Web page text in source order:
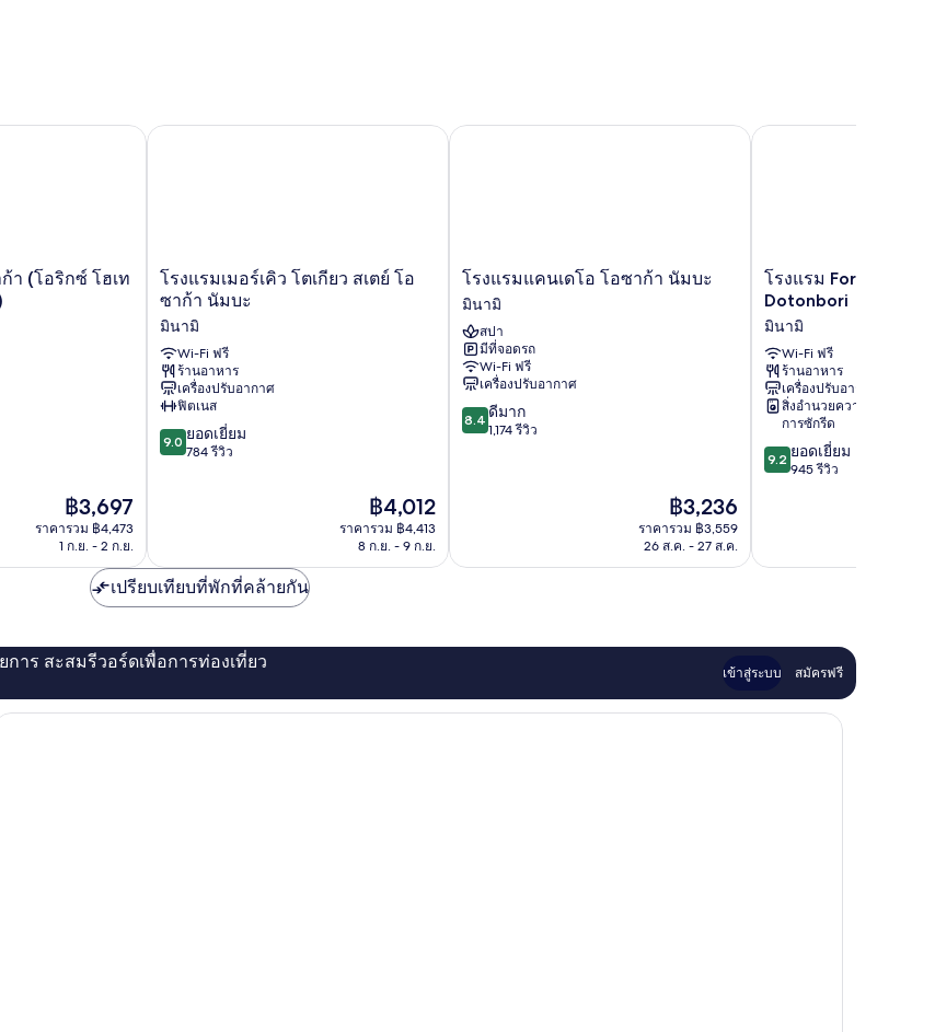
า (โอริกซ์ โฮเท
ราคา
ปัจจุบัน
คือ
฿3,697
ราคารวม ฿4,473
1 ก.ย. - 2 ก.ย.
(โอริกซ์ โฮเทลส์ แอนด์ รีสอร์ตส์)
โรงแรม
เม
อร์เคิว
โตเกียว
สเตย์
โอ
ซาก้
า
นัมบะ
มิ
โรงแรมเมอร์เคิว โตเกียว สเตย์ โอ
ซาก้า นัมบะ
มินามิ
Wi-Fi ฟรี
ร้านอาหาร
เครื่องปรับอากาศ
ฟิตเนส
9.0
จาก
9.0 ยอดเยี่ยม
784 รีวิว
ราคา
ปัจจุบัน
คือ
฿4,012
ราคารวม ฿4,413
8 ก.ย. - 9 ก.ย.
โรงแรมเมอร์เคิว โตเกียว สเตย์ โอซาก้า นัมบะ
โรง
แรม
แคน
เดโอ
โอ
ซาก้
า
นัมบะ
มิ
โรงแรมแคนเดโอ โอซาก้า นัมบะ
มินามิ
สปา
มีที่จอดรถ
Wi-Fi ฟรี
เครื่องปรับอากาศ
8.4
จาก
8.4 ดีมาก
1,174 รีวิว
ราคา
ปัจจุบัน
คือ
฿3,236
ราคารวม ฿3,559
26 ส.ค. - 27 ส.ค.
โรงแรมแคนเดโอ โอซาก้า นัมบะ
โรงแรม
Forza
Osaka
Namba
Dotonbori
มิ
นามิ
โรงแรม Forza
Dotonbori
มินามิ
Wi-Fi ฟรี
ร้านอาหาร
เครื่องปรับอากาศ
สิ่งอำนวยความสะดวกใน
การซักรีด
9.2
จาก
รีวิว
9.2 ยอดเยี่ยม
945 รีวิว
โรงแรม Forza Osaka
เปรียบเทียบที่พักที่คล้ายกัน
าร สะสมรีวอร์ดเพื่อการท่องเที่ยว
เข้าสู่ระบบ สมัครฟรี